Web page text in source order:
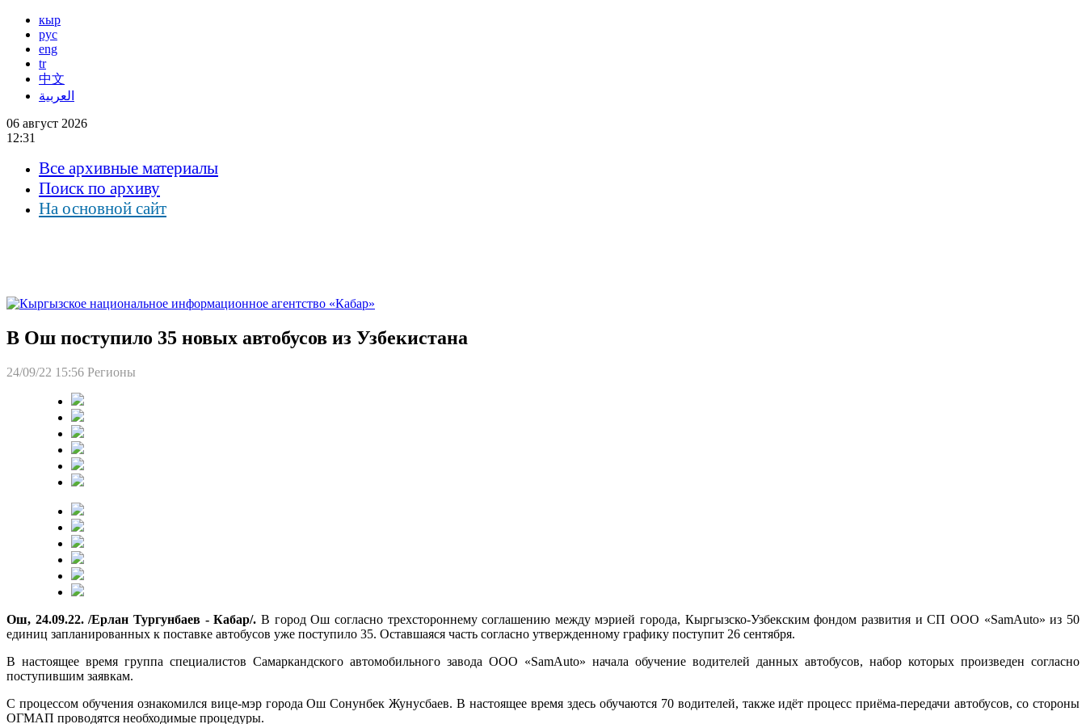
кыр
рус
eng
tr
中文
العربية
06 август 2026
12:31
Все архивные материалы
Поиск по архиву
На основной сайт
В Ош поступило 35 новых автобусов из Узбекистана
24/09/22 15:56 Регионы
Ош, 24.09.22. /Ерлан Тургунбаев - Кабар/. В город Ош согласно трехстороннему соглашению между мэрией города, Кыргызско-Узбекским фондом развития и СП ООО «SamAuto» из 50
единиц запланированных к поставке автобусов уже поступило 35. Оставшаяся часть согласно утвержденному графику поступит 26 сентября.
В настоящее время группа специалистов Самаркандского автомобильного завода ООО «SamAuto» начала обучение водителей данных автобусов, набор которых произведен согласно
поступившим заявкам.
С процессом обучения ознакомился вице-мэр города Ош Сонунбек Жунусбаев. В настоящее время здесь обучаются 70 водителей, также идёт процесс приёма-передачи автобусов, со стороны
ОГМАП проводятся необходимые процедуры.